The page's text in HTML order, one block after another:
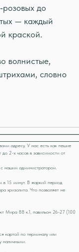
до
— каждый
краской.
волнистые,
словно
адресу. У нас есть как пешие
до 2-х часов в зависимости от
с нашим администратором.
в 15 минут. В жаркий период
хризолита. Что позволяет не
Мира 88 к.1, павильон 26-27 (100
картой по терминалу или
наличными.